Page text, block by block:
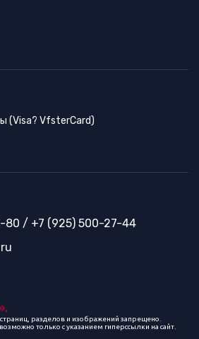
(Visa? VfsterCard)
80 / +7 (925) 500-27-44
разделов и изображений запрещено.
только с указанием гиперссылки на сайт.